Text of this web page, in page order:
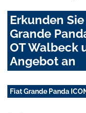
Erkunden
Grande
OT Walbeck
Angebot an
Fiat Grande Panda